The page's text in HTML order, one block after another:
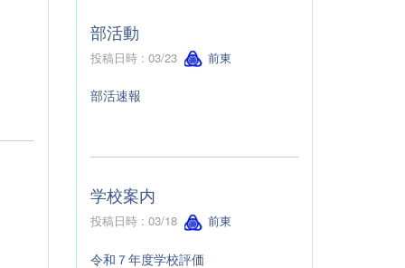
部活動
投稿日時 : 03/23 前東
部活速報
学校案内
投稿日時 : 03/18 前東
令和７年度学校評価